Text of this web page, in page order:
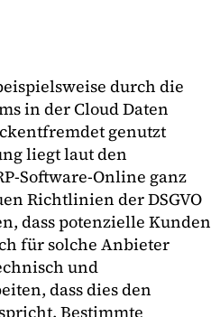
durch die
in der Cloud Daten
genutzt
liegt laut den
Software-Online ganz
Richtlinien der DSGVO
dass potenzielle Kunden
für solche Anbieter
und
dass dies den
Bestimmte